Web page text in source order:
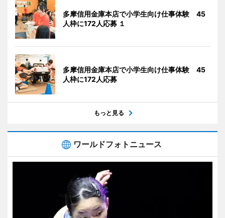
多摩信用金庫本店で小学生向け仕事体験 45
人枠に172人応募 １
多摩信用金庫本店で小学生向け仕事体験 45
人枠に172人応募
もっと見る
ワールドフォトニュース